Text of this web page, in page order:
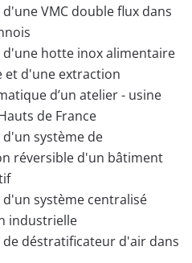
VMC double flux dans
hotte inox alimentaire
et d'une extraction
d’un atelier - usine
de France
système de
réversible d'un bâtiment
système centralisé
industrielle
déstratificateur d'air dans